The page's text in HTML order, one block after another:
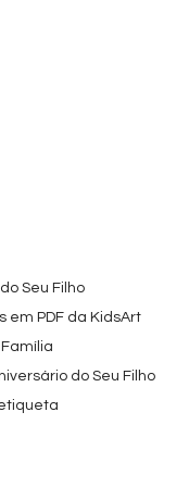
Seu Filho
em PDF da KidsArt
do Seu Filho